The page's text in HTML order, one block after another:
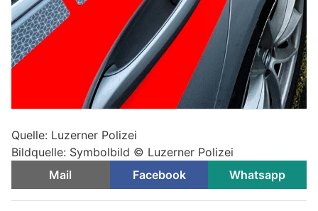
Quelle: Luzerner Polizei
Bildquelle: Symbolbild © Luzerner Polizei
Mail
Facebook Whatsapp